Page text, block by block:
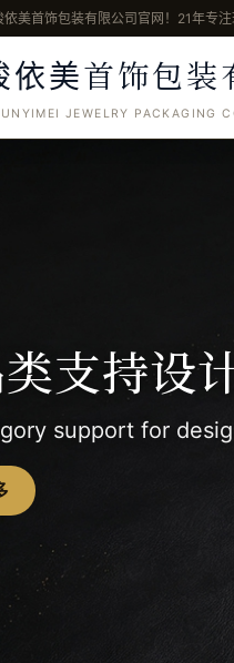
美首饰包装有限公司官网！21年专注
依美首饰包装
JEWELRY PACKAGING
支持设
support for